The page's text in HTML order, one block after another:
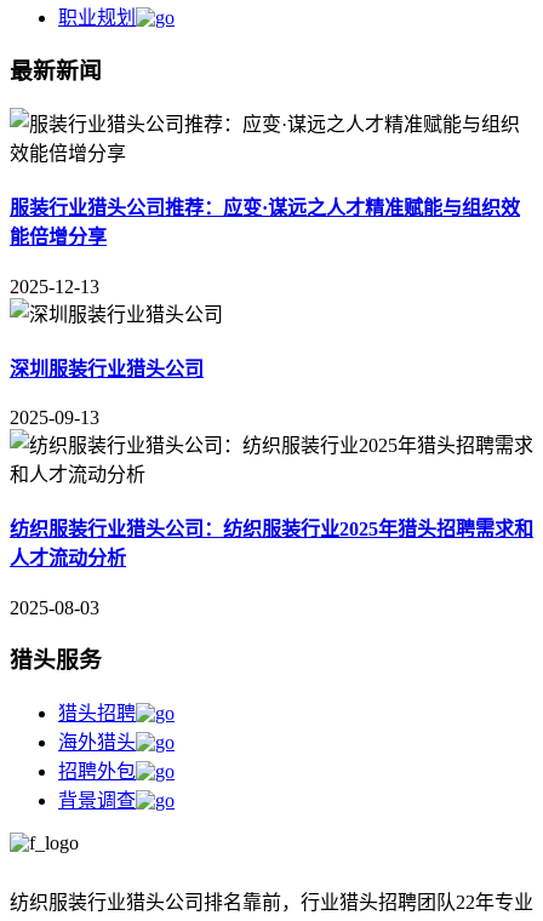
职业规划
最新新闻
服装行业猎头公司推荐：应变·谋远之人才精准赋能与组织效
能倍增分享
2025-12-13
深圳服装行业猎头公司
2025-09-13
纺织服装行业猎头公司：纺织服装行业2025年猎头招聘需求和
人才流动分析
2025-08-03
猎头服务
猎头招聘
海外猎头
招聘外包
背景调查
纺织服装行业猎头公司排名靠前， 行业猎头招聘团队22年专业